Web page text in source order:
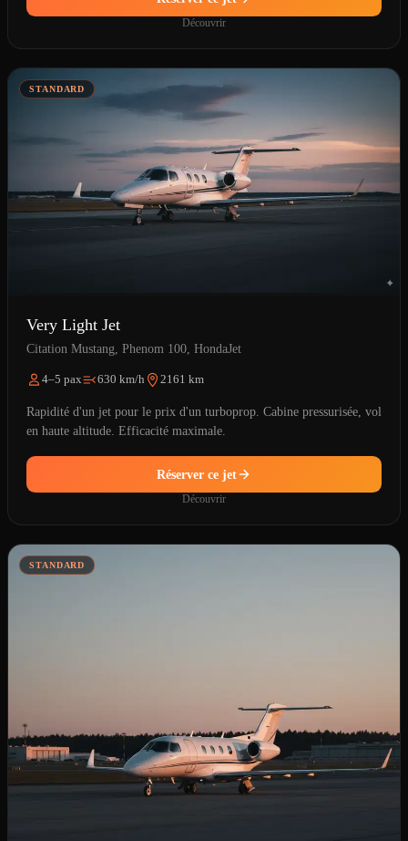
Découvrir
STANDARD
Very Light Jet
Citation Mustang, Phenom 100, HondaJet
4–5 pax 630 km/h 2161 km
Rapidité d'un jet pour le prix d'un turboprop. Cabine pressurisée, vol
en haute altitude. Efficacité maximale.
Réserver ce jet
Découvrir
STANDARD